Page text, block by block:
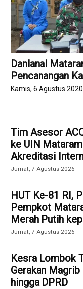
Danlanal
Pencanangan
Kamis, 6 Agustus 2020
Tim Asesor
ke UIN
Akreditasi
Jumat, 7 Agustus 2026
HUT Ke-81 RI,
Pempkot
Merah Putih
Jumat, 7 Agustus 2026
Kesra Lombok
Gerakan
hingga DPRD